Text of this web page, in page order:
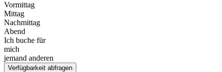
Vormittag
Mittag
Nachmittag
Abend
Ich buche für
mich
jemand anderen
Verfügbarkeit abfragen